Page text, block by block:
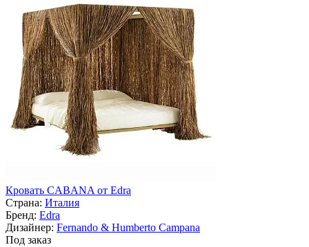
Кровать CABANA от Edra
Страна: Италия
Бренд: Edra
Дизайнер: Fernando & Humberto Campana
Под заказ